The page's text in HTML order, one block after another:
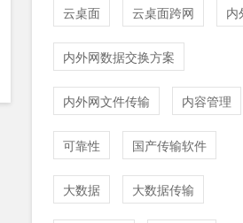
云桌面 云桌面跨网 内
内外网数据交换方案
内外网文件传输 内容管理
可靠性 国产传输软件
大数据 大数据传输